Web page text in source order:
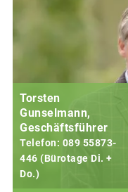
Torsten
Gunselmann,
Geschäftsführer
Telefon: 089 55873-
446 (Bürotage Di. +
Do.)